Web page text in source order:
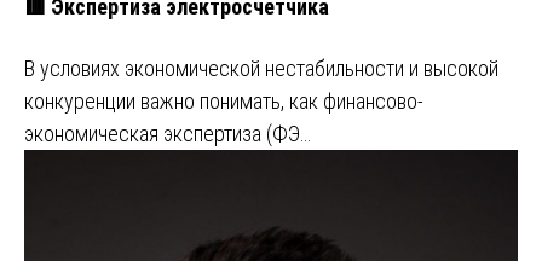
🟥 Экспертиза электросчетчика
В условиях экономической нестабильности и высокой
конкуренции важно понимать, как финансово-
экономическая экспертиза (ФЭ…